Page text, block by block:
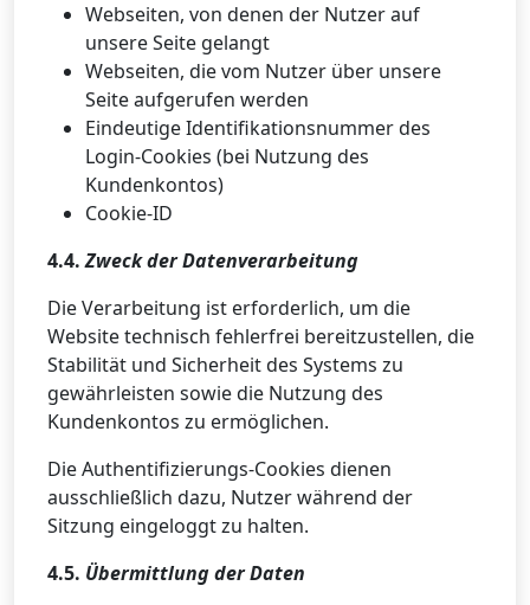
Webseiten, von denen der Nutzer auf
unsere Seite gelangt
Webseiten, die vom Nutzer über unsere
Seite aufgerufen werden
Eindeutige Identifikationsnummer des
Login-Cookies (bei Nutzung des
Kundenkontos)
Cookie-ID
4.4.Zweck der Datenverarbeitung
Die Verarbeitung ist erforderlich, um die
Website technisch fehlerfrei bereitzustellen, die
Stabilität und Sicherheit des Systems zu
gewährleisten sowie die Nutzung des
Kundenkontos zu ermöglichen.
Die Authentifizierungs-Cookies dienen
ausschließlich dazu, Nutzer während der
Sitzung eingeloggt zu halten.
4.5. Übermittlung der Daten